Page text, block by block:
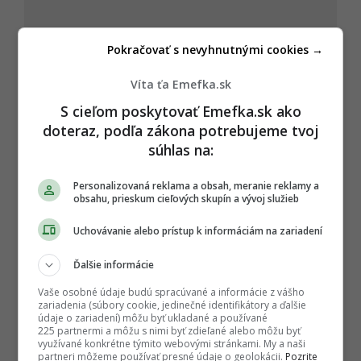
Víta ťa Emefka.sk
S cieľom poskytovať Emefka.sk ako
doteraz, podľa zákona potrebujeme tvoj
súhlas na:
Personalizovaná reklama a obsah, meranie reklamy a
obsahu, prieskum cieľových skupín a vývoj služieb
Uchovávanie alebo prístup k informáciám na zariadení
Ďalšie informácie
Vaše osobné údaje budú spracúvané a informácie z vášho
zariadenia (súbory cookie, jedinečné identifikátory a ďalšie
údaje o zariadení) môžu byť ukladané a používané
225 partnermi a môžu s nimi byť zdieľané alebo môžu byť
využívané konkrétne týmito webovými stránkami. My a naši
partneri môžeme používať presné údaje o geolokácii. Pozrite
Pokračovať s nevyhnutnými cookies →